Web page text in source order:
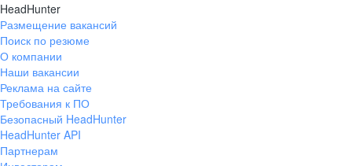
HeadHunter
Размещение вакансий
Поиск по резюме
О компании
Наши вакансии
Реклама на сайте
Требования к ПО
Безопасный HeadHunter
HeadHunter API
Партнерам